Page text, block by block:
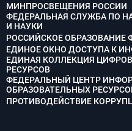
МИНПРОСВЕЩЕНИЯ РОССИИ
ФЕДЕРАЛЬНАЯ СЛУЖБА ПО
И НАУКИ
РОССИЙСКОЕ ОБРАЗОВАНИЕ
ЕДИНОЕ ОКНО ДОСТУПА К
ЕДИНАЯ КОЛЛЕКЦИЯ
РЕСУРСОВ
ФЕДЕРАЛЬНЫЙ ЦЕНТР
ОБРАЗОВАТЕЛЬНЫХ
ПРОТИВОДЕЙСТВИЕ